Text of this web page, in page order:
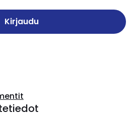
Kirjaudu